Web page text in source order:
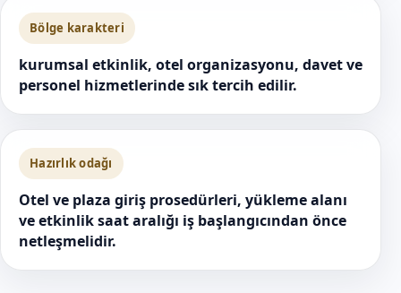
Bölge karakteri
kurumsal etkinlik, otel organizasyonu, davet ve
personel hizmetlerinde sık tercih edilir.
Hazırlık odağı
Otel ve plaza giriş prosedürleri, yükleme alanı
ve etkinlik saat aralığı iş başlangıcından önce
netleşmelidir.